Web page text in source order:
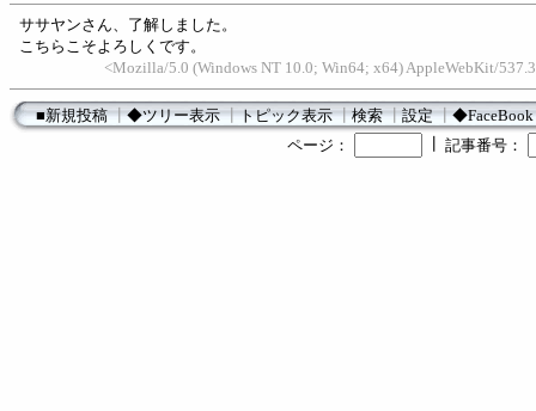
ササヤンさん、了解しました。
こちらこそよろしくです。
<Mozilla/5.0 (Windows NT 10.0; Win64; x64) AppleWebKit/
■新規投稿┃◆ツリー表示┃トピック表示┃検索┃設定┃◆FaceBook
ページ：
記事番号：